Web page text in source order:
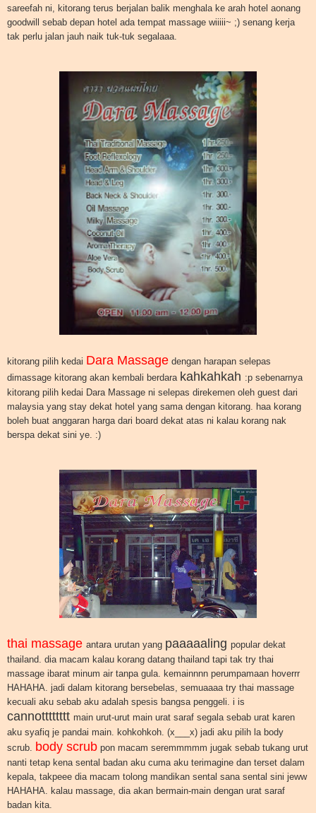
sareefah ni, kitorang terus berjalan balik menghala ke arah hotel aonang
goodwill sebab depan hotel ada tempat massage wiiiii~ ;) senang kerja
tak perlu jalan jauh naik tuk-tuk segalaaa.
kitorang pilih kedai Dara Massage dengan harapan selepas
dimassage kitorang akan kembali berdara kahkahkah :p sebenarnya
kitorang pilih kedai Dara Massage ni selepas direkemen oleh guest dari
malaysia yang stay dekat hotel yang sama dengan kitorang. haa korang
boleh buat anggaran harga dari board dekat atas ni kalau korang nak
berspa dekat sini ye. :)
thai massage antara urutan yang paaaaaling popular dekat
thailand. dia macam kalau korang datang thailand tapi tak try thai
massage ibarat minum air tanpa gula. kemainnnn perumpamaan hoverrr
HAHAHA. jadi dalam kitorang bersebelas, semuaaaa try thai massage
kecuali aku sebab aku adalah spesis bangsa penggeli. i is
cannotttttttt main urut-urut main urat saraf segala sebab urat karen
aku syafiq je pandai main. kohkohkoh. (x___x) jadi aku pilih la body
scrub. body scrub pon macam seremmmmm jugak sebab tukang urut
nanti tetap kena sental badan aku cuma aku terimagine dan terset dalam
kepala, takpeee dia macam tolong mandikan sental sana sental sini jeww
HAHAHA. kalau massage, dia akan bermain-main dengan urat saraf
badan kita.